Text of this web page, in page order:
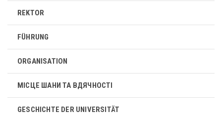
REKTOR
FÜHRUNG
ORGANISATION
МІСЦЕ ШАНИ ТА ВДЯЧНОСТІ
GESCHICHTE DER UNIVERSITÄT